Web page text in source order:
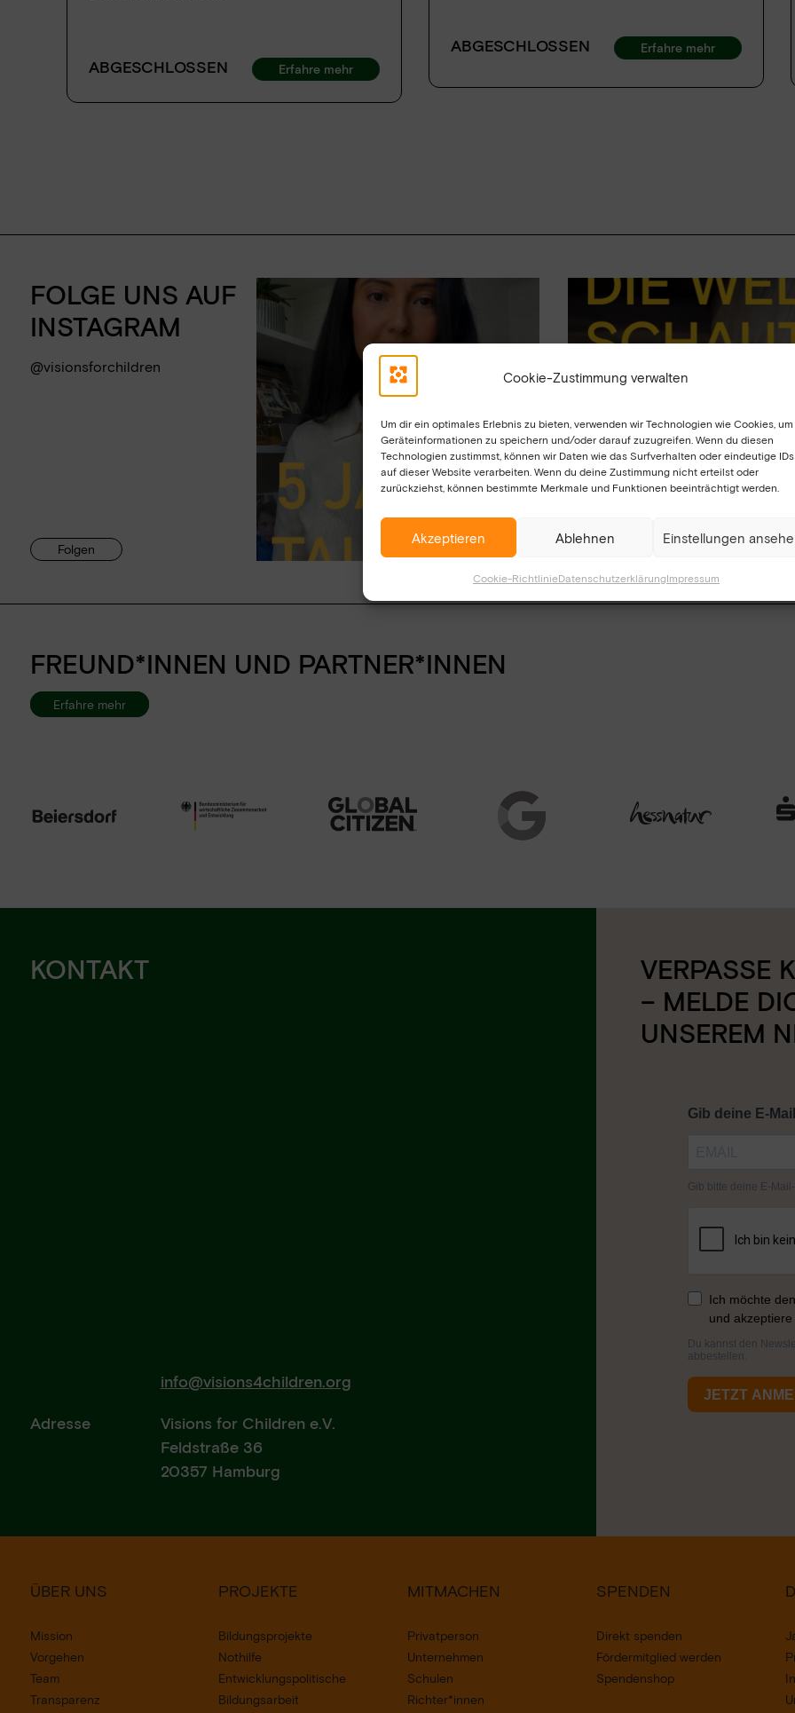
Cookie-Zustimmung verwalten
Um dir ein optimales Erlebnis zu bieten, verwenden wir Technologien wie Cookies, um
Geräteinformationen zu speichern und/oder darauf zuzugreifen. Wenn du diesen
Technologien zustimmst, können wir Daten wie das Surfverhalten oder eindeutige IDs
auf dieser Website verarbeiten. Wenn du deine Zustimmung nicht erteilst oder
zurückziehst, können bestimmte Merkmale und Funktionen beeinträchtigt werden.
Akzeptieren Ablehnen Einstellungen
Cookie-RichtlinieDatenschutzerklärungImpressum
ABGESCHLOSSEN Erfahre mehr
ABGESCHLOSSEN Erfahre mehr
FOLGE UNS AUF
INSTAGRAM
@visionsforchildren
Folgen
FREUND*INNEN UND PARTNER*INNEN
Erfahre mehr
KONTAKT
info@visions4children.org
Adresse
Visions for Children e.V.
Feldstraße 36
20357 Hamburg
VERPASSE
– MELDE
UNSEREM
ÜBER UNS
Mission
Vorgehen
Team
Transparenz
PROJEKTE
Bildungsprojekte
Nothilfe
Entwicklungspolitische
Bildungsarbeit
MITMACHEN
Privatperson
Unternehmen
Schulen
Richter*innen
SPENDEN
Direkt spenden
Fördermitglied werden
Spendenshop
DICH JETZT ZU UNSEREM NEWSLETTER
AN.